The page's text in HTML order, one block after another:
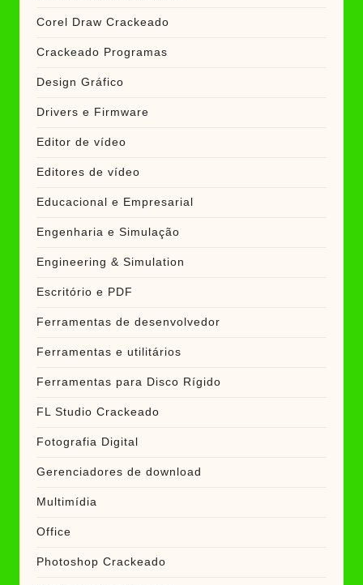
Corel Draw Crackeado
Crackeado Programas
Design Gráfico
Drivers e Firmware
Editor de vídeo
Editores de vídeo
Educacional e Empresarial
Engenharia e Simulação
Engineering & Simulation
Escritório e PDF
Ferramentas de desenvolvedor
Ferramentas e utilitários
Ferramentas para Disco Rígido
FL Studio Crackeado
Fotografia Digital
Gerenciadores de download
Multimídia
Office
Photoshop Crackeado